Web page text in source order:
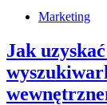
Marketing
Jak